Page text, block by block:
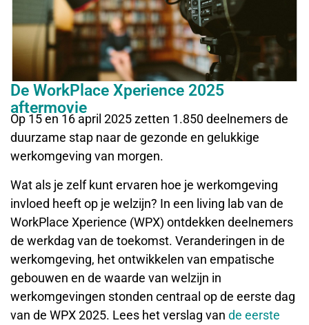
De WorkPlace Xperience 2025
aftermovie
Op 15 en 16 april 2025 zetten 1.850 deelnemers de
duurzame stap naar de gezonde en gelukkige
werkomgeving van morgen.
Wat als je zelf kunt ervaren hoe je werkomgeving
invloed heeft op je welzijn? In een living lab van de
WorkPlace Xperience (WPX) ontdekken deelnemers
de werkdag van de toekomst. Veranderingen in de
werkomgeving, het ontwikkelen van empatische
gebouwen en de waarde van welzijn in
werkomgevingen stonden centraal op de eerste dag
van de WPX 2025. Lees het verslag van de eerste